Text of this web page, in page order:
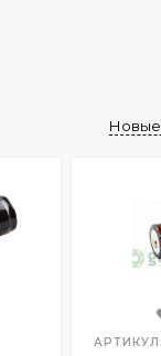
Новые
АРТИКУЛ: